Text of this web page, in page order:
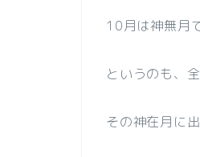
10月は神無月
というのも、
その神在月に